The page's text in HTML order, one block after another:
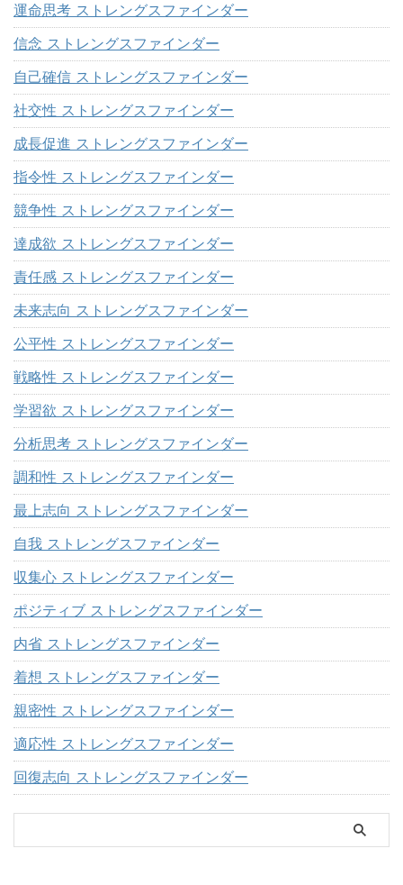
運命思考 ストレングスファインダー
信念 ストレングスファインダー
自己確信 ストレングスファインダー
社交性 ストレングスファインダー
成長促進 ストレングスファインダー
指令性 ストレングスファインダー
競争性 ストレングスファインダー
達成欲 ストレングスファインダー
責任感 ストレングスファインダー
未来志向 ストレングスファインダー
公平性 ストレングスファインダー
戦略性 ストレングスファインダー
学習欲 ストレングスファインダー
分析思考 ストレングスファインダー
調和性 ストレングスファインダー
最上志向 ストレングスファインダー
自我 ストレングスファインダー
収集心 ストレングスファインダー
ポジティブ ストレングスファインダー
内省 ストレングスファインダー
着想 ストレングスファインダー
親密性 ストレングスファインダー
適応性 ストレングスファインダー
回復志向 ストレングスファインダー